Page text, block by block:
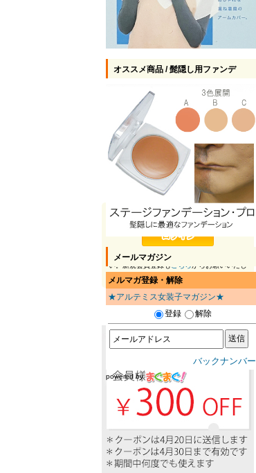
こんにちはゲスト さん
会員の方はこちらからログインしてくださ
い。新規会員登録もこちらからお願いいたし
ます。
オススメ商品 / 髭隠し用ファンデ
メールマガジン
メルマガ登録・解除
★アルテミス女装子マガジン★
登録
解除
バックナンバー
powered by